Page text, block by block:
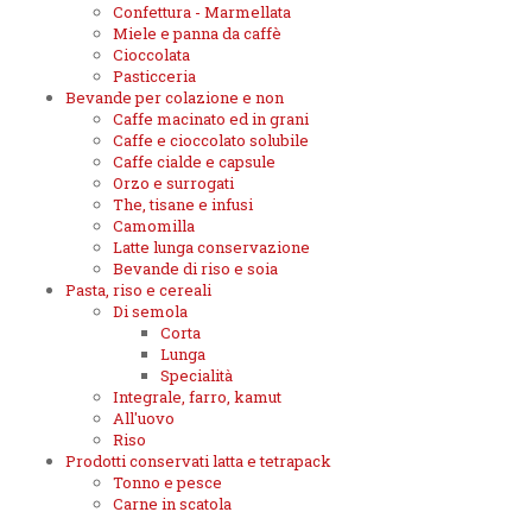
Confettura - Marmellata
Miele e panna da caffè
Cioccolata
Pasticceria
Bevande per colazione e non
Caffe macinato ed in grani
Caffe e cioccolato solubile
Caffe cialde e capsule
Orzo e surrogati
The, tisane e infusi
Camomilla
Latte lunga conservazione
Bevande di riso e soia
Pasta, riso e cereali
Di semola
Corta
Lunga
Specialità
Integrale, farro, kamut
All'uovo
Riso
Prodotti conservati latta e tetrapack
Tonno e pesce
Carne in scatola